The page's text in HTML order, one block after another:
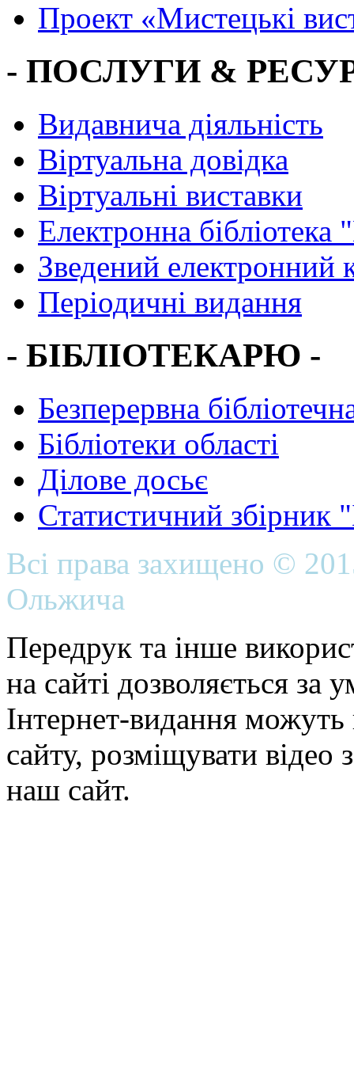
Проект «Мистецькі
- ПОСЛУГИ &
Видавнича діяльність
Віртуальна довідка
Віртуальні виставки
Електронна
Зведений електронний
Періодичні видання
- БІБЛІОТЕКАРЮ -
Безперервна
Бібліотеки області
Ділове досьє
Статистичний
Всі права захищено ©
Ольжича
Передрук та інше
на сайті дозволяється
Інтернет-видання можуть
сайту, розміщувати відео
наш сайт.